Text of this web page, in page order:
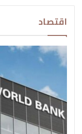
اقتصاد